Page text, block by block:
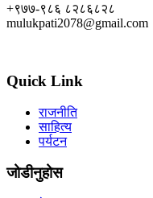
+९७७-९८६ ८२८६८२८
mulukpati2078@gmail.com
Quick Link
राजनीति
साहित्य
पर्यटन
जोडीनुहोस